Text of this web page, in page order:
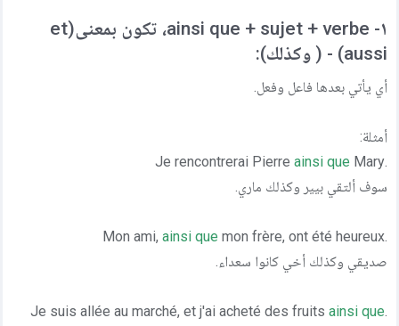
١- ainsi que + sujet + verbe، تكون بمعنى(et
aussi) - ( وكذلك):
أي يأتي بعدها فاعل وفعل.
أمثلة:
.Je rencontrerai Pierre
ainsi que Mary
سوف ألتقي بيير وكذلك ماري.
.Mon ami,
ainsi que mon frère, ont été heureux
صديقي وكذلك أخي كانوا سعداء.
.Je suis allée au marché, et j'ai acheté des fruits
ainsi que